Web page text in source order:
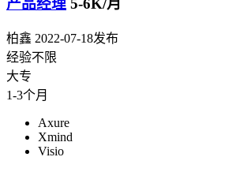
产品经理 5-6K/月
柏鑫 2022-07-18发布
经验不限
大专
1-3个月
Axure
Xmind
Visio